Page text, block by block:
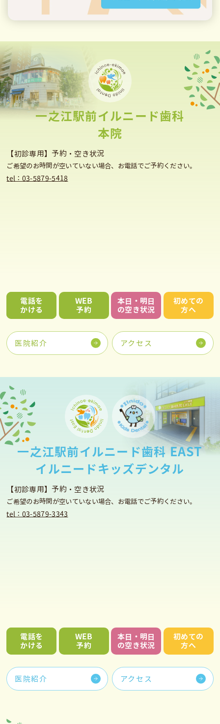
⼀之江駅前イルニード⻭科
本院
【初診専用】予約・空き状況
ご希望のお時間が空いていない場合、お電話でご予約ください。
tel：03-5879-5418
電話を
かける
WEB
予約
本日・明日
の空き状況
初めての
方へ
医院紹介 アクセス
⼀之江駅前イルニード⻭科 EAST
イルニードキッズデンタル
【初診専用】予約・空き状況
ご希望のお時間が空いていない場合、お電話でご予約ください。
tel：03-5879-3343
電話を
かける
WEB
予約
本日・明日
の空き状況
初めての
方へ
医院紹介 アクセス